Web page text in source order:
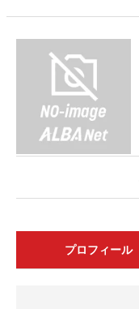
プロフィール